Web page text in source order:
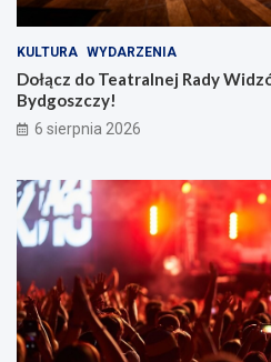
KULTURA WYDARZENIA
Dołącz do Teatralnej Rady
Bydgoszczy!
6 sierpnia 2026